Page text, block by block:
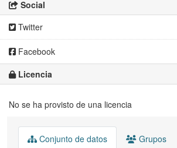
Social
Twitter
Facebook
Licencia
No se ha provisto de una licencia
Conjunto de datos Grupos